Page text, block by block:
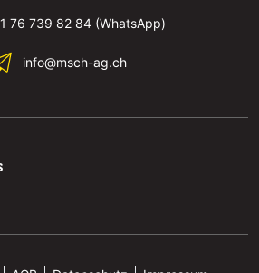
76 739 82 84 (WhatsApp)
info@msch-ag.ch